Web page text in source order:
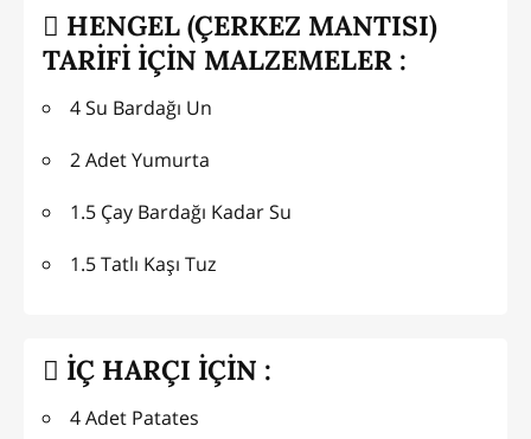
HENGEL (ÇERKEZ MANTISI)
TARİFİ İÇİN MALZEMELER :
4 Su Bardağı Un
2 Adet Yumurta
1.5 Çay Bardağı Kadar Su
1.5 Tatlı Kaşı Tuz
İÇ HARÇI İÇİN :
4 Adet Patates